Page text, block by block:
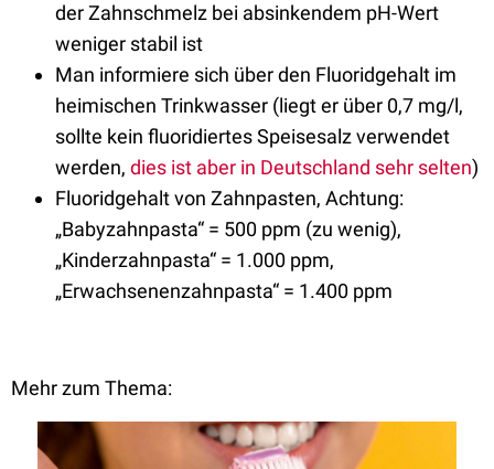
der Zahnschmelz bei absinkendem pH-Wert
weniger stabil ist
Man informiere sich über den Fluoridgehalt im
heimischen Trinkwasser (liegt er über 0,7 mg/l,
sollte kein fluoridiertes Speisesalz verwendet
werden, dies ist aber in Deutschland sehr selten)
Fluoridgehalt von Zahnpasten, Achtung:
„Babyzahnpasta“ = 500 ppm (zu wenig),
„Kinderzahnpasta“ = 1.000 ppm,
„Erwachsenenzahnpasta“ = 1.400 ppm
Mehr zum Thema: